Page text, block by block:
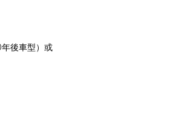
後車型）或